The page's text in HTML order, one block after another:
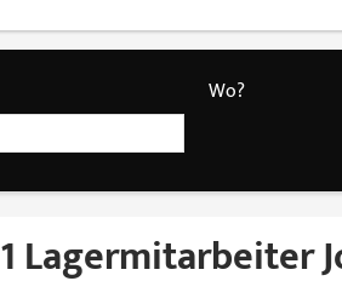
Wo?
1 Lagermitarbeiter